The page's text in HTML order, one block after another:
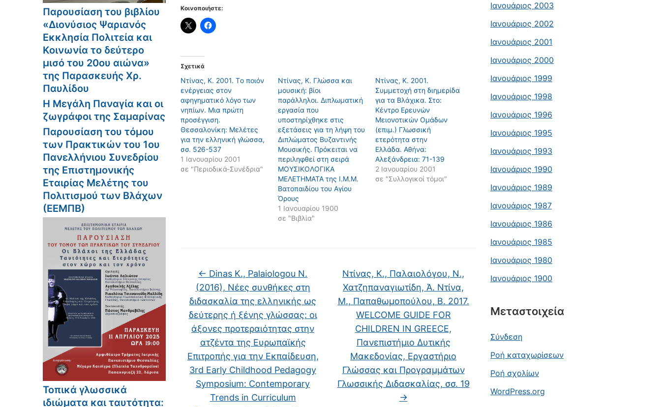
Παρουσίαση του βιβλίου
«Διονύσιος Ψαριανός
Εκκλησία Πολιτεία και
Κοινωνία το δεύτερο
μισό του 20ου αιώνα»
της Παρασκευής Χρ.
Παυλίδου
Η Μεγάλη Παναγία και οι
ζωγράφοι της Σαμαρίνας
Παρουσίαση του τόμου
των Πρακτικών του 1ου
Πανελλήνιου Συνεδρίου
της Επιστημονικής
Εταιρίας Μελέτης του
Πολιτισμού των Βλάχων
(ΕΕΜΠΒ)
Τοπικά γλωσσικά
ιδιώματα και ταυτότητα:
Κοινοποιήστε:
Σχετικά
Ντίνας, Κ. 2001. Tο ποιόν
ενέργειας στον
αφηγηματικό λόγο των
νηπίων. Mια πρώτη
προσέγγιση.
Θεσσαλονίκη: Mελέτες
για την ελληνική γλώσσα,
σσ. 526-537
1 Ιανουαρίου 2001
σε "Περιοδικά-Συνέδρια"
Ντίνας, Κ. Γλώσσα και
μουσική: βίοι
παράλληλοι. Διπλωματική
εργασία που
υποστηρίχθηκε στις
εξετάσεις για τη λήψη του
Διπλώματος Βυζαντινής
Μουσικής. Πρόκειται να
περιληφθεί στη σειρά
ΜΟΥΣΙΚΟΛΟΓΙΚΑ
ΜΕΛΕΤΗΜΑΤΑ της Ι.Μ.Μ.
Βατοπαιδίου του Αγίου
Όρους
1 Ιανουαρίου 1900
σε "Βιβλία"
Ντίνας, Κ. 2001.
Συμμετοχή στη διημερίδα
για τα Βλάχικα. Στο:
Κέντρο Ερευνών
Μειονοτικών Ομάδων
(επιμ.) Γλωσσική
ετερότητα στην
Ελλάδα. Αθήνα:
Αλεξάνδρεια: 71-139
2 Ιανουαρίου 2001
σε "Συλλογικοί τόμοι"
← Dinas K., Palaiologou N.
(2016), Νέες συνθήκες στη
διδασκαλία της ελληνικής ως
δεύτερης ή ξένης γλώσσας: οι
άξονες προτεραιότητας στην
ατζέντα της Ευρωπαϊκής
Επιτροπής για την Εκπαίδευση,
3rd Early Childhood Pedagogy
Symposium: Contemporary
Trends in Curriculum
Ντίνας, K., Παλαιολόγου, N.,
Χατζηπαναγιωτίδη, Ά. Ντίνα,
Μ., Παπαθωμοπούλου, Β. 2017.
WELCOME GUIDE FOR
CHILDREN IN GREECE,
Πανεπιστήμιο Δυτικής
Μακεδονίας, Εργαστήριο
Γλώσσας και Προγραμμάτων
Γλωσσικής Διδασκαλίας, σσ. 19
→
Ιανουάριος 2003
Ιανουάριος 2002
Ιανουάριος 2001
Ιανουάριος 2000
Ιανουάριος 1999
Ιανουάριος 1998
Ιανουάριος 1996
Ιανουάριος 1995
Ιανουάριος 1993
Ιανουάριος 1990
Ιανουάριος 1989
Ιανουάριος 1987
Ιανουάριος 1986
Ιανουάριος 1985
Ιανουάριος 1980
Ιανουάριος 1900
Μεταστοιχεία
Σύνδεση
Ροή καταχωρίσεων
Ροή σχολίων
WordPress.org